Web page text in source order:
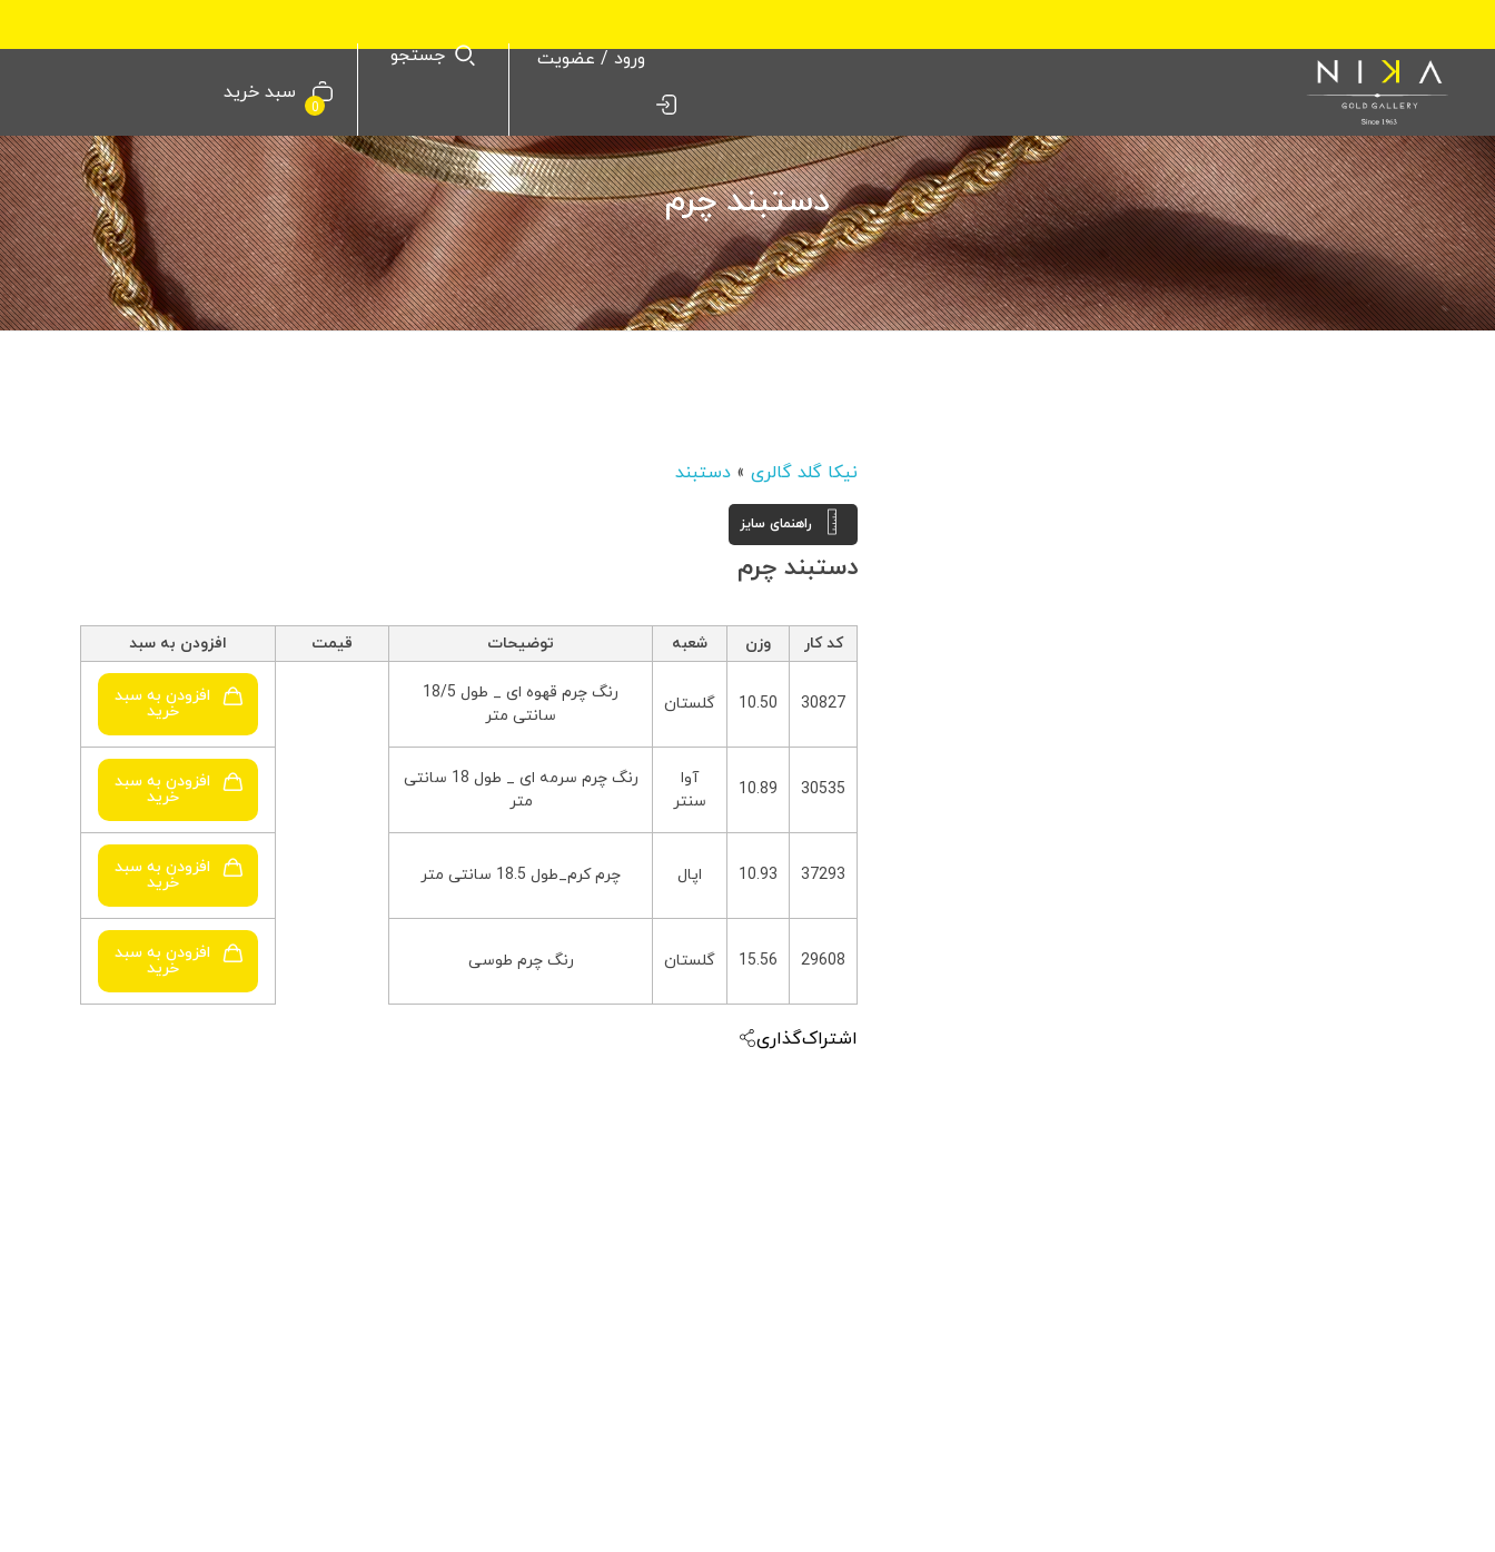
ورود / عضویت جستجو
0
سبد خرید
دستبند چرم
نیکا گلد گالری» دستبند
دستبند چرم
راهنمای سایز
کد کار وزن شعبه توضیحات قیمت افزودن به سبد
30827
10.50 گلستان
رنگ چرم قهوه ای _ طول 18/5
سانتی متر
افزودن به سبد
خرید
30535
10.89
آوا
سنتر
رنگ چرم سرمه ای _ طول 18 سانتی
متر
افزودن به سبد
خرید
37293
10.93 اپال چرم کرم_طول 18.5 سانتی متر افزودن به سبد
خرید
29608
15.56 گلستان رنگ چرم طوسی افزودن به سبد
خرید
اشتراک‌گذاری